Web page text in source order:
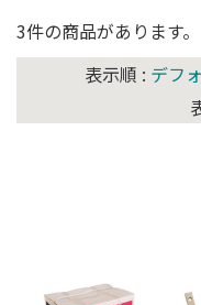
3件の商品があります。
表示順 : デフ